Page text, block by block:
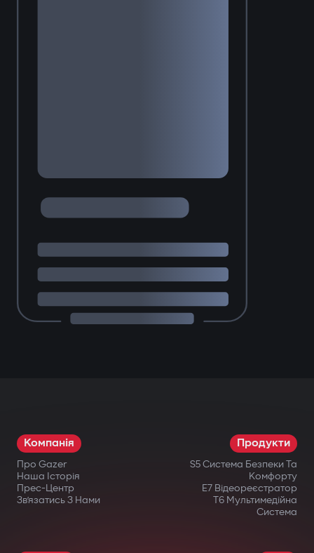
Компанія
Про Gazer
Наша Історія
Прес-Центр
Зв’язатись З Нами
Продукти
S5 Система Безпеки Та
Комфорту
E7 Відеореєстратор
T6 Мультимедійна
Система